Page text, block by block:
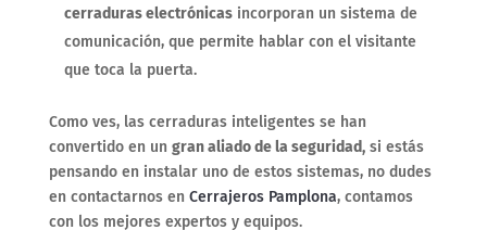
cerraduras electrónicasincorporan un sistema de
comunicación, que permite hablar con el visitante
que toca la puerta.
Como ves, las cerraduras inteligentes se han
convertido en un gran aliado de la seguridad,si estás
pensando en instalar uno de estos sistemas, no dudes
en contactarnos en Cerrajeros Pamplona, contamos
con los mejores expertos y equipos.